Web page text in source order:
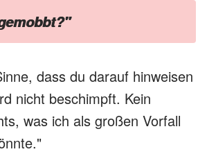
dass du darauf hinweisen
nicht beschimpft. Kein
was ich als großen Vorfall